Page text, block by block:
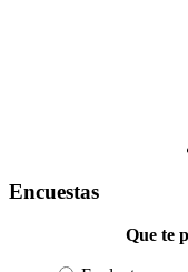
Encuestas
Que te